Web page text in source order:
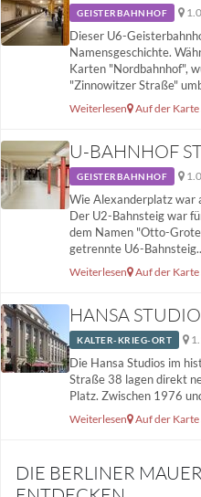
GEISTERBAHNHOF
Dieser U6-
Namensgeschichte.
Karten "Nordbahnhof",
"Zinnowitzer Straße"
Weiterlesen Auf der Karte
U-BAHNHOF
GEISTERBAHNHOF
Wie Alexanderplatz war
Der U2-Bahnsteig war
dem Namen "Otto-
getrennte U6-
Weiterlesen Auf der Karte
HANSA
KALTER-KRIEG-ORT
Die Hansa Studios im
Straße 38 lagen direkt
Platz. Zwischen 1976
Weiterlesen Auf der Karte
DIE BERLINER